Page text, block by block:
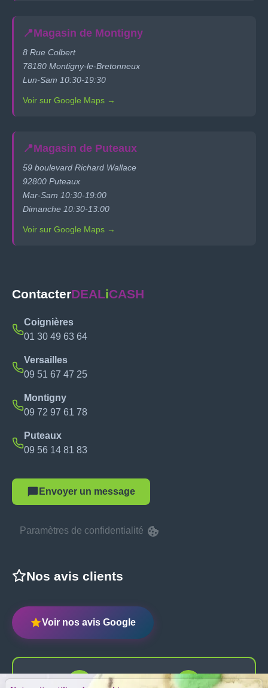
📍Magasin de Montigny
8 Rue Colbert
78180 Montigny-le-Bretonneux
Lun-Sam 10:30-19:30
Voir sur Google Maps →
📍Magasin de Puteaux
59 boulevard Richard Wallace
92800 Puteaux
Mar-Sam 10:30-19:00
Dimanche 10:30-13:00
Voir sur Google Maps →
ContacterDEALiCASH
Coignières
01 30 49 63 64
Versailles
09 51 67 47 25
Montigny
09 72 97 61 78
Puteaux
09 56 14 81 83
Envoyer un message
Paramètres de confidentialité
Nos avis clients
Voir nos avis Google